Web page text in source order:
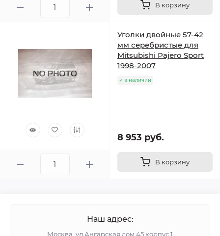
В корзину
Уголки двойные 57-42
мм серебристые для
Mitsubishi Pajero Sport
1998-2007
в наличии
8 953 руб.
В корзину
Наш адрес:
Москва, ул Ангарская дом 45 корпус 1